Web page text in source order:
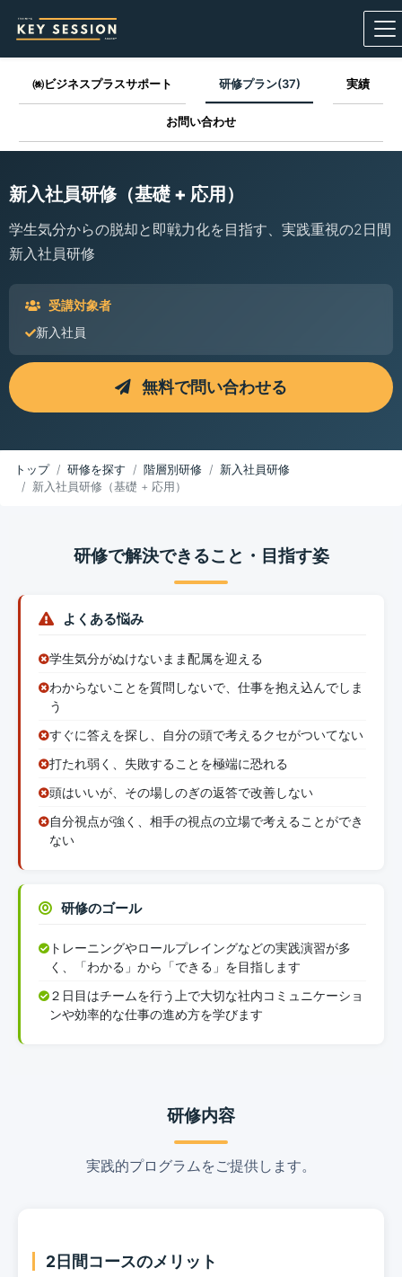
㈱ビジネスプラスサポート 研修プラン(37) 実績
お問い合わせ
新入社員研修（基礎 + 応用）
学生気分からの脱却と即戦力化を目指す、実践重視の2日間
新入社員研修
受講対象者
新入社員
無料で問い合わせる
トップ 研修を探す 階層別研修
新入社員研修
新入社員研修（基礎 + 応用）
研修で解決できること・目指す姿
よくある悩み
学生気分がぬけないまま配属を迎える
わからないことを質問しないで、仕事を抱え込んでしま
う
すぐに答えを探し、自分の頭で考えるクセがついてない
打たれ弱く、失敗することを極端に恐れる
頭はいいが、その場しのぎの返答で改善しない
自分視点が強く、相手の視点の立場で考えることができ
ない
研修のゴール
トレーニングやロールプレイングなどの実践演習が多
く、「わかる」から「できる」を目指します
２日目はチームを行う上で大切な社内コミュニケーショ
ンや効率的な仕事の進め方を学びます
研修内容
実践的プログラムをご提供します。
2日間コースのメリット